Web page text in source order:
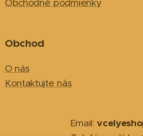
Obchodné podmienky
Obchod
O nás
Kontaktujte nás
Email: